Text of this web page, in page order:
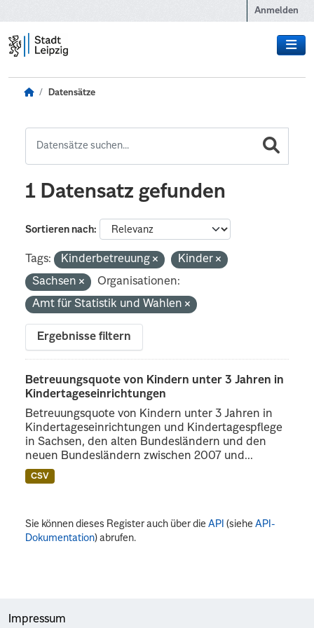
Anmelden
Datensätze
1 Datensatz gefunden
Sortieren nach
Tags: Kinderbetreuung
Kinder
Sachsen
Organisationen:
Amt für Statistik und Wahlen
Ergebnisse filtern
Betreuungsquote von Kindern unter 3 Jahren in
Kindertageseinrichtungen
Betreuungsquote von Kindern unter 3 Jahren in
Kindertageseinrichtungen und Kindertagespflege
in Sachsen, den alten Bundesländern und den
neuen Bundesländern zwischen 2007 und...
CSV
Sie können dieses Register auch über dieAPI (sieheAPI-
Dokumentation) abrufen.
Impressum